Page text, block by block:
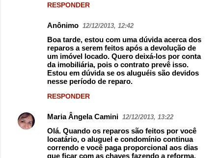
RESPONDER
Anônimo 12/12/2013, 12:42
Boa tarde, estou com uma dúvida acerca dos
reparos a serem feitos após a devolução de
um imóvel locado. Quero deixá-los por conta
da imobiliária, pois o contrato prevê isso.
Estou em dúvida se os aluguéis são devidos
nesse período de reparo.
RESPONDER
Maria Ângela Camini 12/12/2013, 13:22
Olá. Quando os reparos são feitos por você
locatário, o aluguel e condomínio continua
correndo e você paga proporcional aos dias
que ficar com as chaves fazendo a reforma.